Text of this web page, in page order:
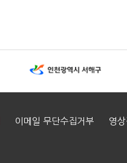
이메일 무단수집거부 영